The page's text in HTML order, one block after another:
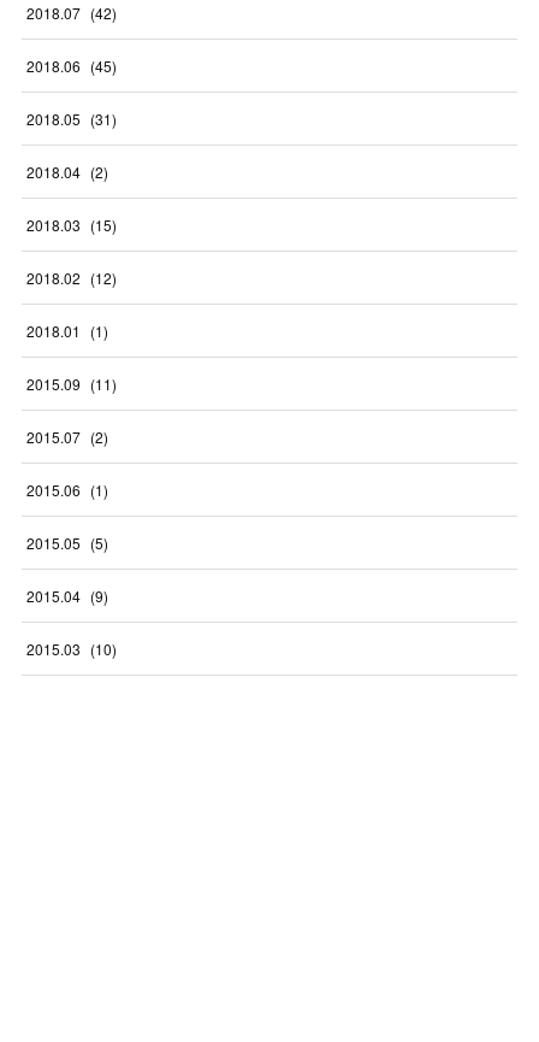
2018.07 (42)
2018.06 (45)
2018.05 (31)
2018.04 (2)
2018.03 (15)
2018.02 (12)
2018.01 (1)
2015.09 (11)
2015.07 (2)
2015.06 (1)
2015.05 (5)
2015.04 (9)
2015.03 (10)